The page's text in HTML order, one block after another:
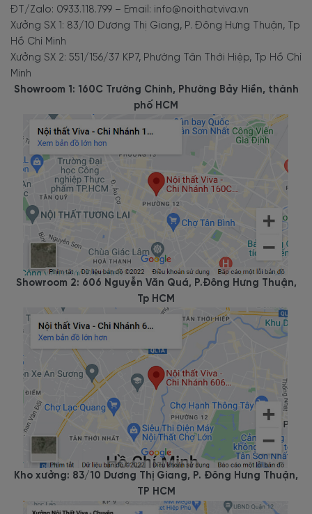
ĐT/Zalo: 0933.118.799 – Email: info@noithatviva.vn
Xưởng SX 1: 83/10 Dương Thị Giang, P. Đông Hưng Thuận, Tp
Hồ Chí Minh
Xưởng SX 2: 551/156/37 KP7, Phường Tân Thới Hiệp, Tp Hồ Chí
Minh
Showroom 1: 160C Trường Chinh, Phường Bảy Hiền, thành
phố HCM
Showroom 2: 606 Nguyễn Văn Quá, P.Đông Hưng Thuận,
Tp HCM
Kho xưởng: 83/10 Dương Thị Giang, P. Đông Hưng Thuận,
TP HCM